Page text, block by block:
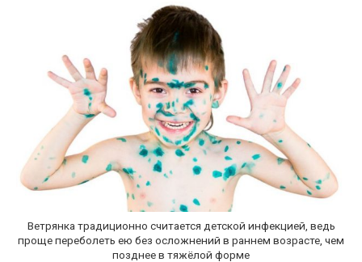
Ветрянка традиционно считается детской инфекцией, ведь
проще переболеть ею без осложнений в раннем возрасте, чем
позднее в тяжёлой форме